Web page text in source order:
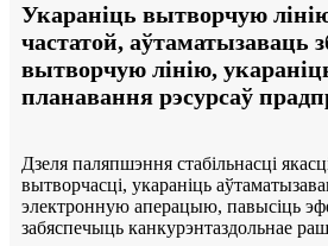
Укараніць вытворчую
частатой, аўтаматызаваць
вытворчую лінію,
планавання рэсурсаў
Дзеля паляпшэння стабільнасці
вытворчасці, укараніць
электронную аперацыю, павысіць
забяспечыць канкурэнтаздольнае